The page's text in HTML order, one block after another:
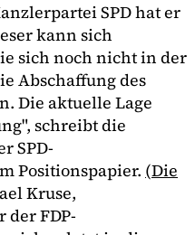
SPD hat er
kann sich
sich noch nicht in der
Abschaffung des
Die aktuelle Lage
schreibt die
SPD-
Positionspapier. (Die
Kruse,
FDP-